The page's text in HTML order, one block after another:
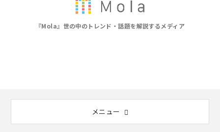
『Mola』世の中のトレンド・話題を解説するメディア
メニュー